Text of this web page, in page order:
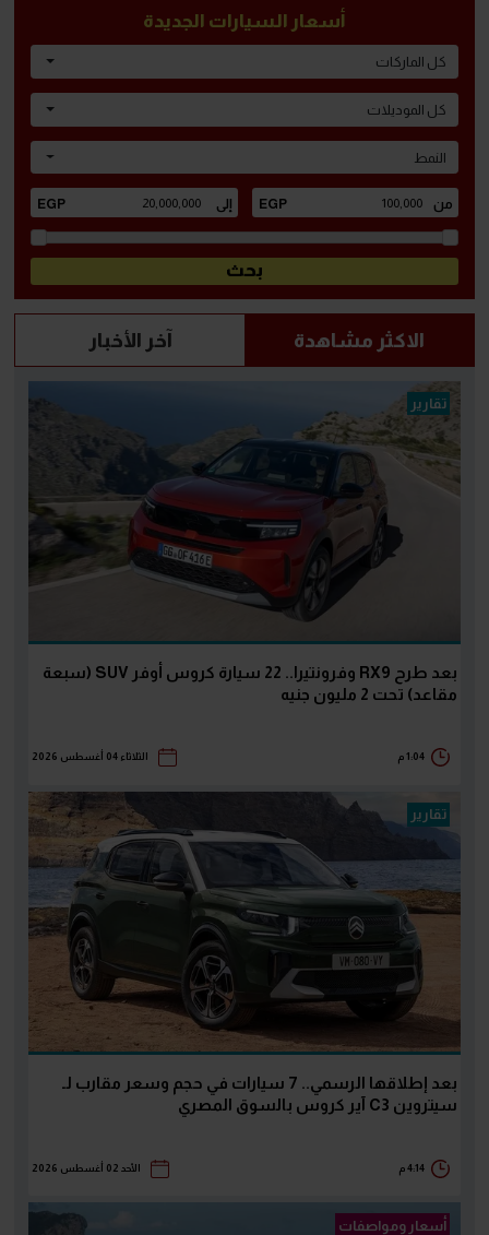
أسعار السيارات الجديدة
كل الماركات
كل الموديلات
النمط
الاكثر مشاهدة آخر الأخبار
تقارير
بعد طرح RX9 وفرونتيرا.. 22 سيارة كروس أوفر SUV (سبعة
مقاعد) تحت 2 مليون جنيه
1:04 م الثلاثاء 04 أغسطس 2026
تقارير
بعد إطلاقها الرسمي.. 7 سيارات في حجم وسعر مقارب لـ
سيتروين C3 آير كروس بالسوق المصري
4:14 م الأحد 02 أغسطس 2026
أسعار ومواصفات